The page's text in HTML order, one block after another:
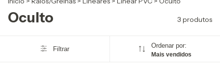
Oculto 3 produtos
Filtrar Ordenar por:
Mais vendidos